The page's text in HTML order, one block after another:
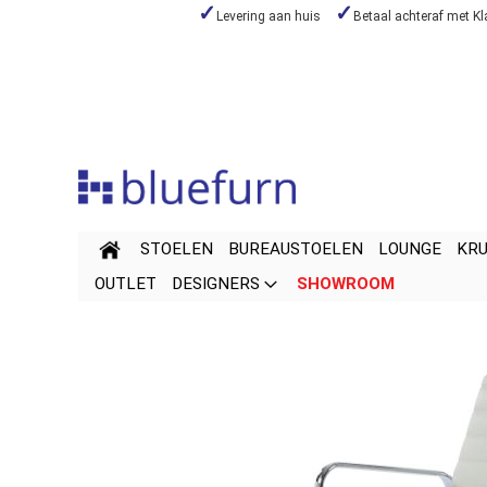
Levering aan huis Betaal achteraf met
STOELEN BUREAUSTOELEN LOUNGE
OUTLET
DESIGNERS SHOWROOM